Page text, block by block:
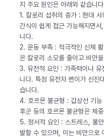
지 주요 원인은 아래와 같습니
1. 칼로리 섭취의 증가 : 현대
간식이 쉽게 접근 가능해지면
니다.
2. 운동 부족 : 적극적인 신체
은 칼로리 소모를 줄이고 비만
3. 유전적 요인 : 가족력이나 유
니다. 특정 유전자 변이가 신진
습니다.
4. 호르몬 불균형 : 갑상선 기
후군 등의 호르몬 불균형은 체
5. 정서적 요인 : 스트레스, 불
발할 수 있으며, 이는 비만으로